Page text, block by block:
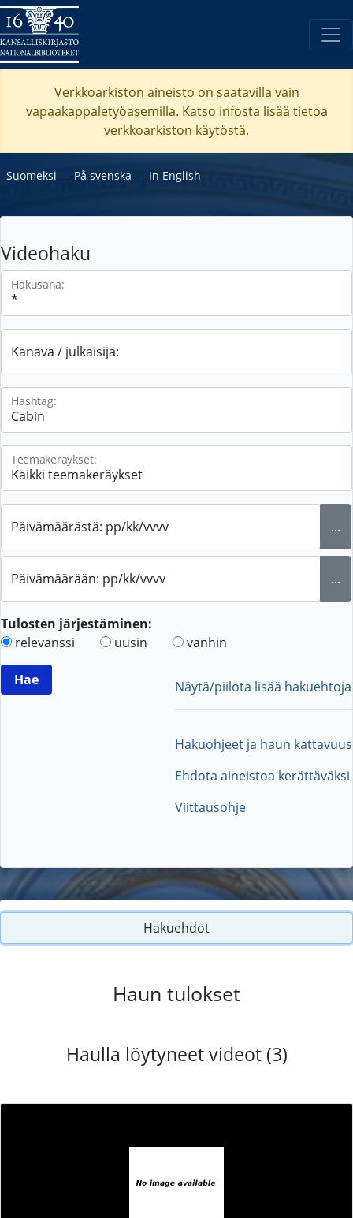
Verkkoarkiston aineisto on saatavilla vain
vapaakappaletyöasemilla. Katso infosta lisää tietoa
verkkoarkiston käytöstä.
Suomeksi ― På svenska ― In English
Videohaku
Hakusana:
Kanava / julkaisija:
Hashtag:
Teemakeräykset:
Päivämäärästä: pp/kk/vvvv ...
Päivämäärään: pp/kk/vvvv ...
Tulosten järjestäminen:
relevanssi
uusin vanhin
Näytä/piilota lisää hakuehtoja
Hakuohjeet ja haun kattavuus
Ehdota aineistoa kerättäväksi
Viittausohje
Hakuehdot
Haun tulokset
Haulla löytyneet videot (3)